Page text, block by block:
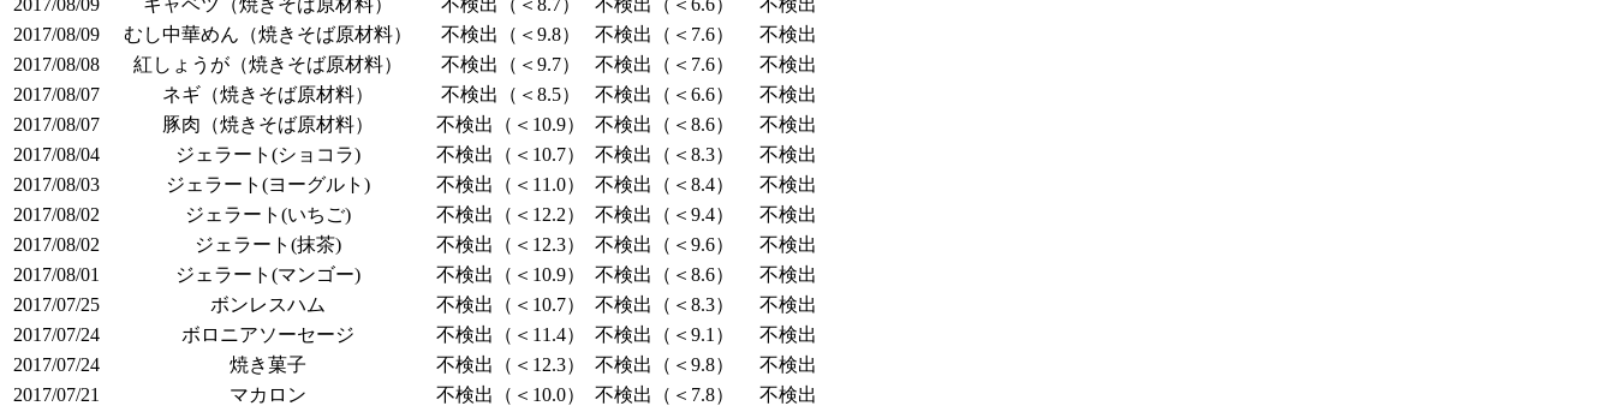
2017/08/09
むし中華めん（焼きそば原材料） 不検出（＜9.8） 不検出（＜7.6）
不検出
2017/08/08
紅しょうが（焼きそば原材料） 不検出（＜9.7） 不検出（＜7.6）
不検出
2017/08/07
ネギ（焼きそば原材料） 不検出（＜8.5） 不検出（＜6.6）
不検出
2017/08/07
豚肉（焼きそば原材料） 不検出（＜10.9） 不検出（＜8.6）
不検出
2017/08/04
ジェラート(ショコラ) 不検出（＜10.7） 不検出（＜8.3）
不検出
2017/08/03
ジェラート(ヨーグルト) 不検出（＜11.0） 不検出（＜8.4）
不検出
2017/08/02
ジェラート(いちご) 不検出（＜12.2） 不検出（＜9.4）
不検出
2017/08/02
ジェラート(抹茶) 不検出（＜12.3） 不検出（＜9.6）
不検出
2017/08/01
ジェラート(マンゴー) 不検出（＜10.9） 不検出（＜8.6）
不検出
2017/07/25
ボンレスハム 不検出（＜10.7） 不検出（＜8.3）
不検出
2017/07/24
ボロニアソーセージ 不検出（＜11.4） 不検出（＜9.1）
不検出
2017/07/24
焼き菓子 不検出（＜12.3） 不検出（＜9.8）
不検出
2017/07/21
マカロン 不検出（＜10.0） 不検出（＜7.8）
不検出